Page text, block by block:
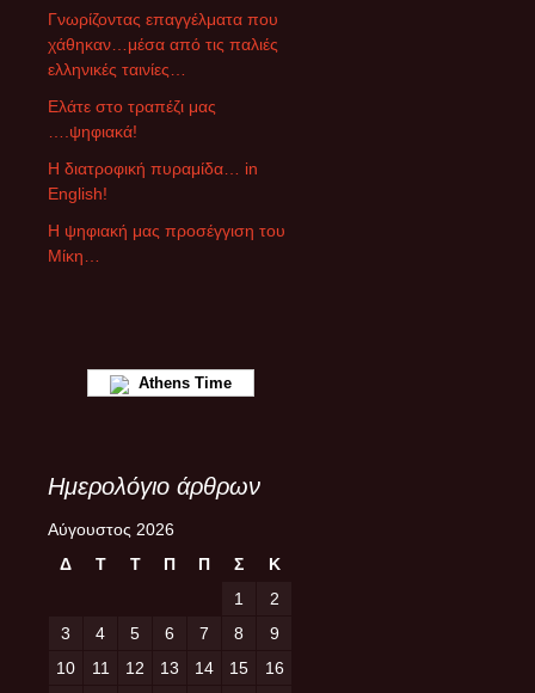
ί
ρ
θ
ρ
ω
Γνωρίζοντας επαγγέλματα που
χάθηκαν…μέσα από τις παλιές
ελληνικές ταινίες…
Ελάτε στο τραπέζι μας
….ψηφιακά!
Η διατροφική πυραμίδα… in
English!
Η ψηφιακή μας προσέγγιση του
Μίκη…
Athens Time
Ημερολόγιο άρθρων
Αύγουστος 2026
Δ
Τ Τ Π Π Σ
Κ
1
2
3
4 5 6 7 8
9
10
11 12 13 14 15 16